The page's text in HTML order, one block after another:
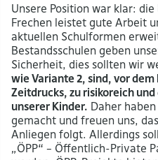
Unsere Position war klar:
Frechen leistet gute Arbeit
aktuellen Schulformen
Bestandsschulen geben
Sicherheit, dies sollten wir
wie Variante 2, sind, vor
Zeitdrucks, zu risikoreich
unserer Kinder. Daher
gemacht und freuen uns,
Anliegen folgt. Allerdings
„ÖPP“ – Öffentlich-Private